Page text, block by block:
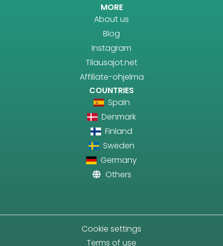
MORE
About us
Blog
Instagram
Tilausajot.net
Affiliate-ohjelma
COUNTRIES
Spain
Denmark
Finland
Sweden
Germany
Others
Cookie settings
Terms of use